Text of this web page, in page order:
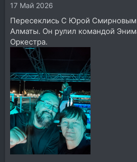
17 Май 2026
Пересеклись С Юрой Смирновым
Алматы. Он рулил командой
Оркестра.